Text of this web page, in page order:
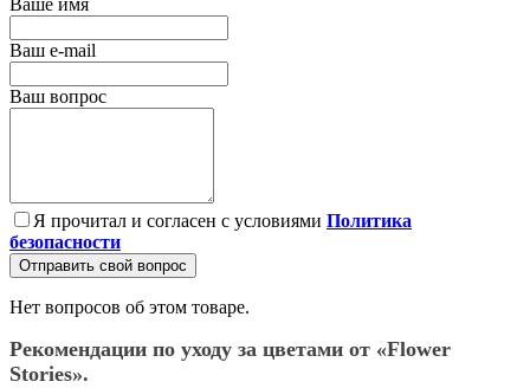
Ваше имя
Ваш e-mail
Ваш вопрос
Я прочитал и согласен с условиями Политика
безопасности
Отправить свой вопрос
Нет вопросов об этом товаре.
Рекомендации по уходу за цветами от «Flower
Stories».